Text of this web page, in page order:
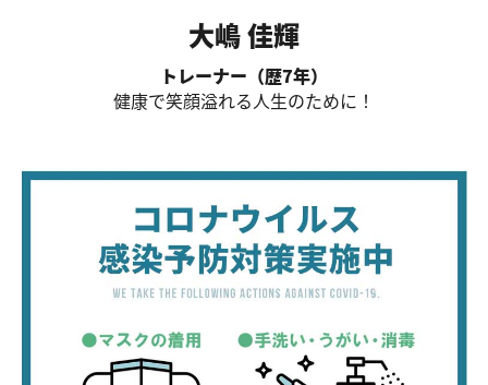
大嶋 佳輝
トレーナー（歴7年）
健康で笑顔溢れる人生のために！